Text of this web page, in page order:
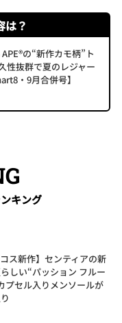
は？
の“新作カモ柄”ト
性抜群で夏のレジャー
・9月合併号】
キング
コス新作】センティアの新
しい“パッション フルー
プセル入りメンソールが